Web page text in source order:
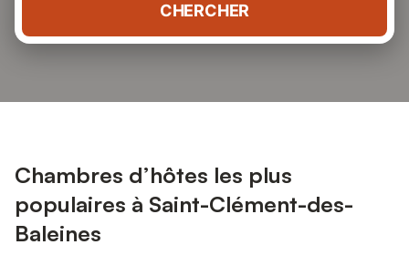
CHERCHER
Chambres d’hôtes les plus
populaires à Saint-Clément-des-
Baleines